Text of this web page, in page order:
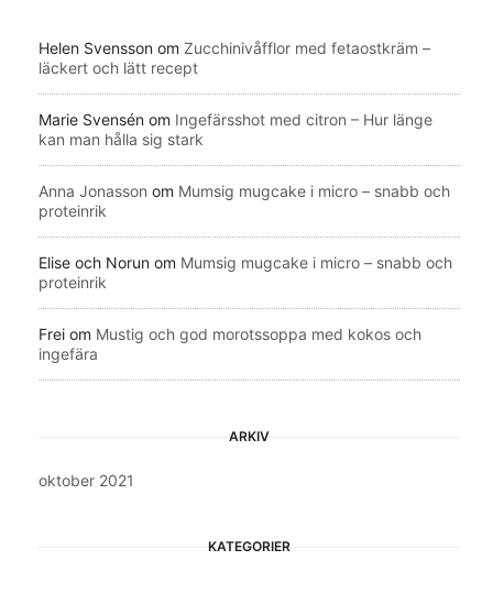
Helen Svensson om Zucchinivåfflor med fetaostkräm –
läckert och lätt recept
Marie Svensén om Ingefärsshot med citron – Hur länge
kan man hålla sig stark
Anna Jonasson om Mumsig mugcake i micro – snabb och
proteinrik
Elise och Norun om Mumsig mugcake i micro – snabb och
proteinrik
Frei om Mustig och god morotssoppa med kokos och
ingefära
ARKIV
oktober 2021
KATEGORIER